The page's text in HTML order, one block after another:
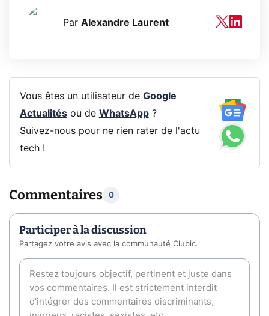
Par Alexandre Laurent
Vous êtes un utilisateur de Google
Actualitésou de WhatsApp?
Suivez-nous pour ne rien rater de l'actu
tech !
Commentaires 0
Participer à la discussion
Partagez votre avis avec la communauté Clubic.